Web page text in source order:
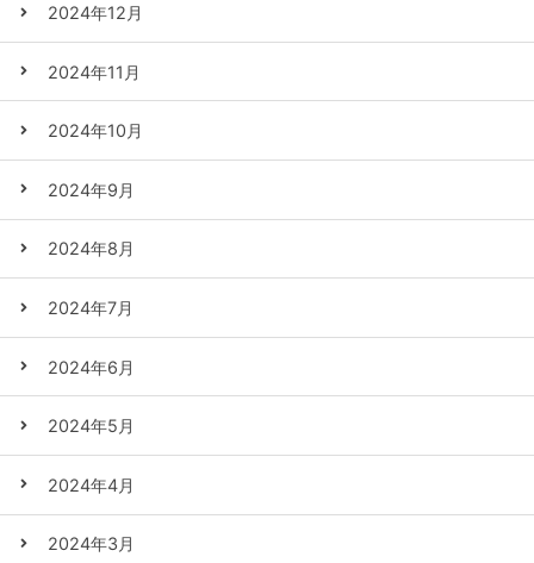
2024年12月
2024年11月
2024年10月
2024年9月
2024年8月
2024年7月
2024年6月
2024年5月
2024年4月
2024年3月